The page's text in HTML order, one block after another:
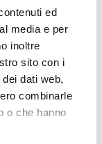
ed
media e per
inoltre
sito con i
dati web,
combinarle
o che hanno